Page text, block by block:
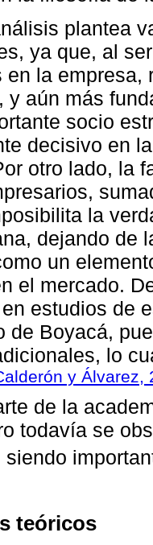
plantea
ya que, al
en la
y aún más
socio
decisivo en
otro lado, la
la
dejando de
un
el mercado.
estudios de
de Boyacá,
lo
y Álvarez,
de la
todavía se
siendo
teóricos